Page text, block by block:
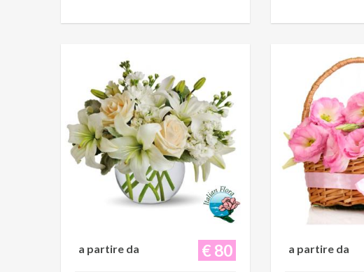
€ 80
a partire da a partire da